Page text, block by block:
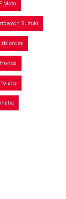
Moto
Suzuki
zbiorcza